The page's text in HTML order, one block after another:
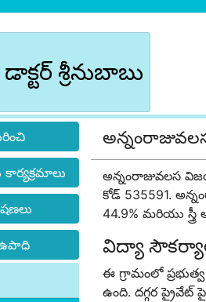
డాక్టర్ శ్రీనుబాబు
ఉపాధి
అన్నంరాజువలస
కోడ్ 535591.
44.9% మరియు స్త్రీ
విద్యా
ఈ గ్రామంలో
ఉంది. దగ్గర